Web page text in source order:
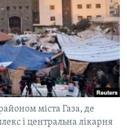
міста Газа, де
і центральна лікарня